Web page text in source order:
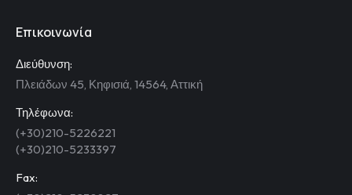
Επικοινωνία
Διεύθυνση:
Πλειάδων 45, Κηφισιά, 14564, Αττική
Τηλέφωνα:
(+30)210-5226221
(+30)210-5233397
Fax: